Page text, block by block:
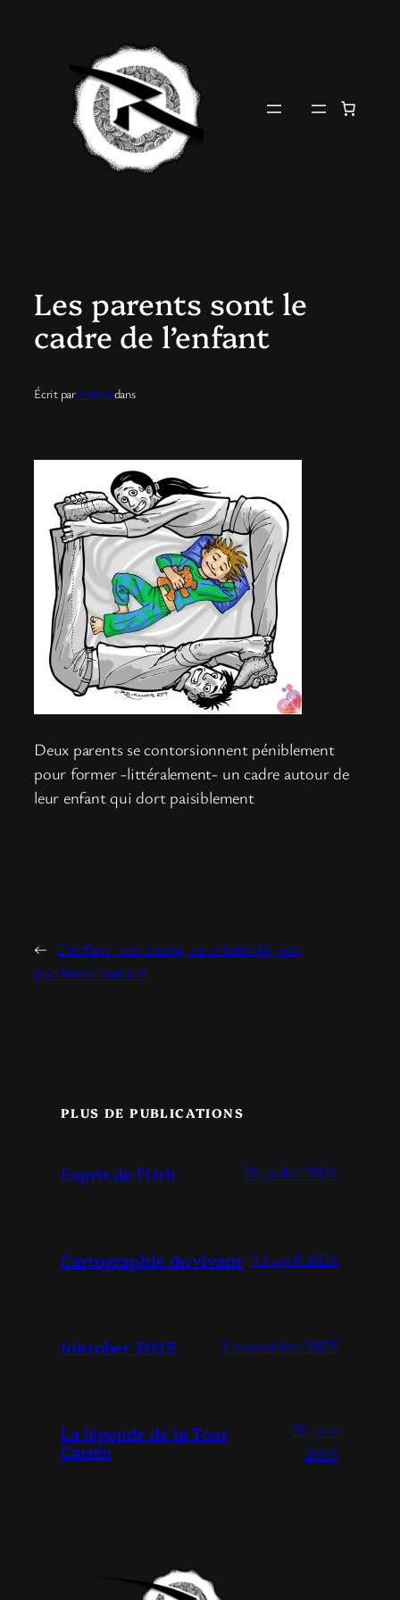
Les parents sont le
cadre de l’enfant
Écrit parRomaindans
Deux parents se contorsionnent péniblement
pour former -littéralement- un cadre autour de
leur enfant qui dort paisiblement
← L’enfant, son cadre, sa créativité, son
pacifisme naturel
PLUS DE PUBLICATIONS
Esprit de l’Orb 18 juillet 2026
Cartographie du vivant 13 avril 2026
Inktober 2025 3 novembre 2025
La légende de la Tour
Carrée
26 juin
2025